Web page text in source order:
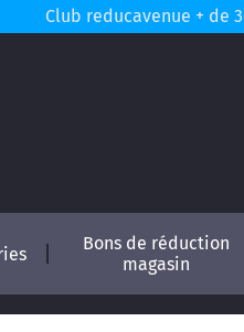
Club reducavenue + de
Bons de réduction
magasin